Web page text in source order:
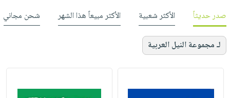
صدر حديثاً الأكثر شعبية الأكثر مبيعاً هذا الشهر شحن مجاني
لـ مجموعة النيل العربية